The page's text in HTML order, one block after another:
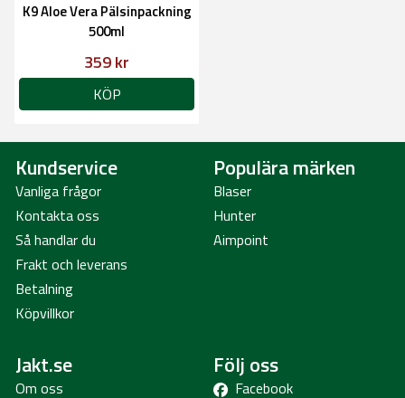
K9 Aloe Vera Pälsinpackning
500ml
359 kr
KÖP
Kundservice
Vanliga frågor
Kontakta oss
Så handlar du
Frakt och leverans
Betalning
Köpvillkor
Populära märken
Blaser
Hunter
Aimpoint
Jakt.se
Om oss
Följ oss
Facebook